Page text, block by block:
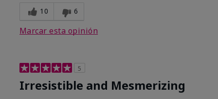
10 6
Marcar esta opinión
5
Irresistible and Mesmerizing